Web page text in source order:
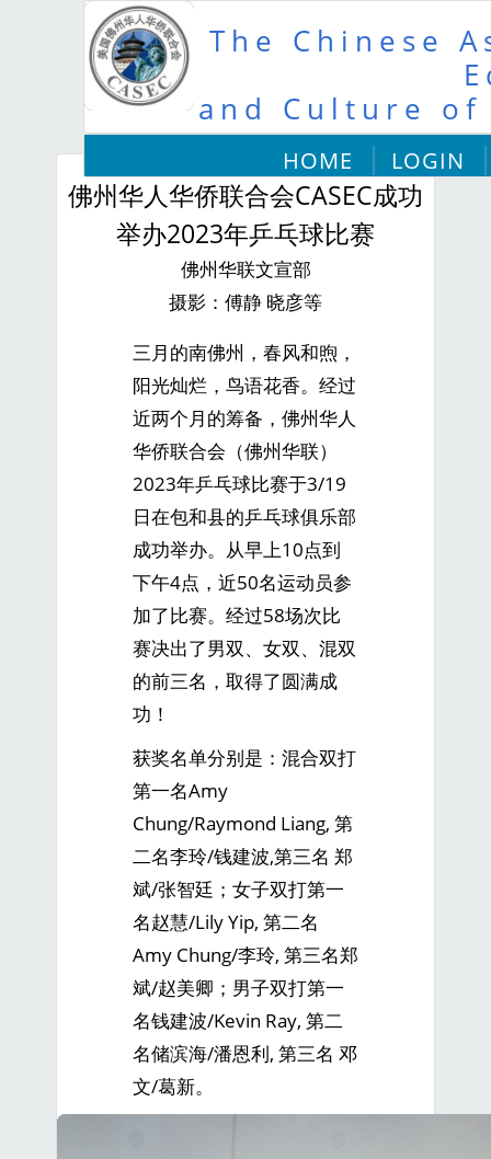
The Chinese
and Culture of
HOME LOGIN
佛州华人华侨联合会CASEC成功
举办2023年乒乓球比赛
佛州华联文宣部
摄影：傅静 晓彦等
三月的南佛州，春风和煦，
阳光灿烂，鸟语花香。经过
近两个月的筹备，佛州华人
华侨联合会（佛州华联）
2023年乒乓球比赛于3/19
日在包和县的乒乓球俱乐部
成功举办。从早上10点到
下午4点，近50名运动员参
加了比赛。经过58场次比
赛决出了男双、女双、混双
的前三名，取得了圆满成
功！
获奖名单分别是：混合双打
第一名Amy
Chung/Raymond Liang, 第
二名李玲/钱建波,第三名 郑
斌/张智廷；女子双打第一
名赵慧/Lily Yip, 第二名
Amy Chung/李玲, 第三名郑
斌/赵美卿；男子双打第一
名钱建波/Kevin Ray, 第二
名储滨海/潘恩利, 第三名 邓
文/葛新。